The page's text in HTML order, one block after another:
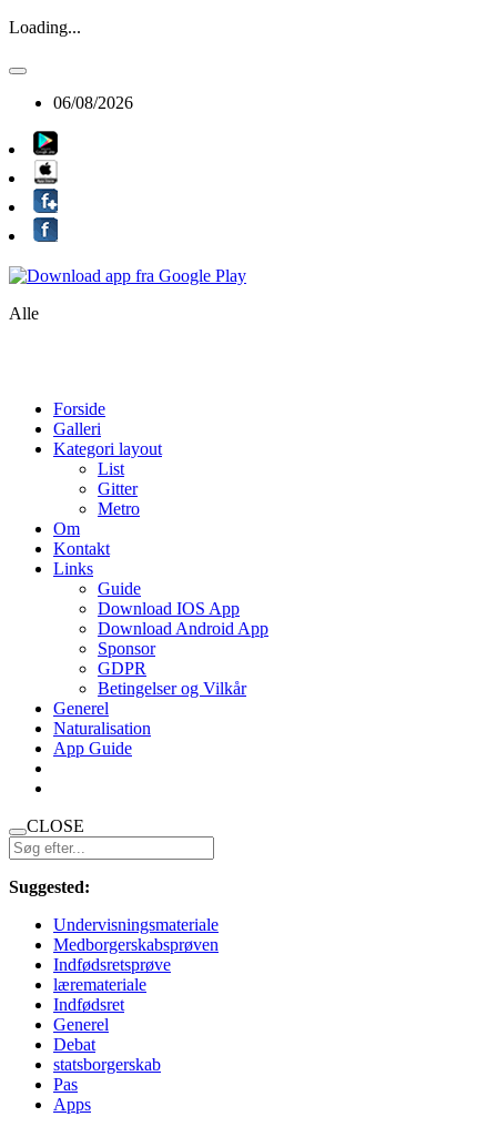
Loading...
06/08/2026
Alle
Forside
Galleri
Kategori layout
List
Gitter
Metro
Om
Kontakt
Links
Guide
Download IOS App
Download Android App
Sponsor
GDPR
Betingelser og Vilkår
Generel
Naturalisation
App Guide
CLOSE
Suggested:
Undervisningsmateriale
Medborgerskabsprøven
Indfødsretsprøve
læremateriale
Indfødsret
Generel
Debat
statsborgerskab
Pas
Apps